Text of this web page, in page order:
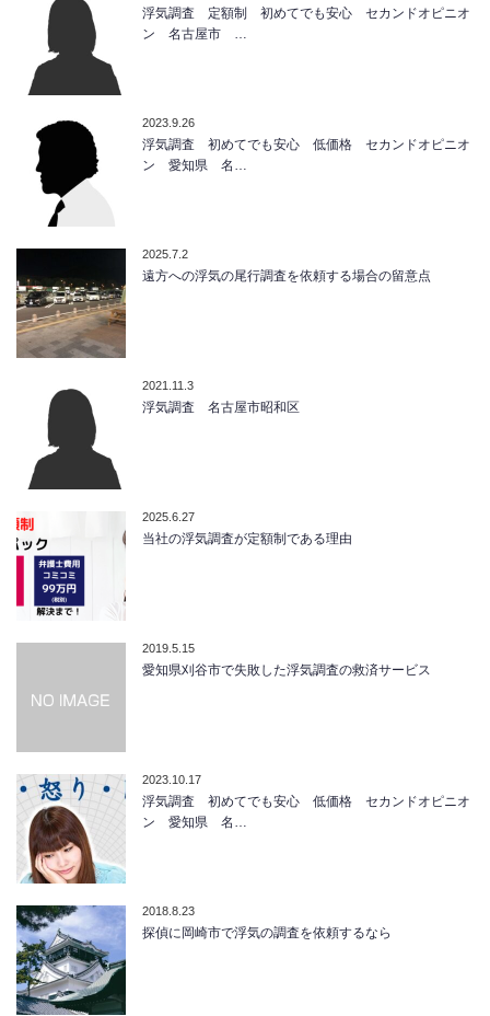
浮気調査 定額制 初めてでも安心 セカンドオピニオ
ン 名古屋市 …
2023.9.26
浮気調査 初めてでも安心 低価格 セカンドオピニオ
ン 愛知県 名…
2025.7.2
遠方への浮気の尾行調査を依頼する場合の留意点
2021.11.3
浮気調査 名古屋市昭和区
2025.6.27
当社の浮気調査が定額制である理由
2019.5.15
愛知県刈谷市で失敗した浮気調査の救済サービス
2023.10.17
浮気調査 初めてでも安心 低価格 セカンドオピニオ
ン 愛知県 名…
2018.8.23
探偵に岡崎市で浮気の調査を依頼するなら